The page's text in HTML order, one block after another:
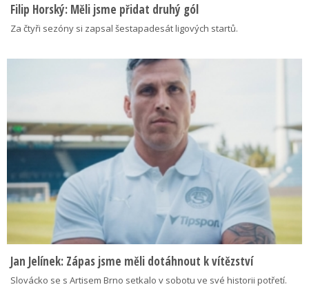
Filip Horský: Měli jsme přidat druhý gól
Za čtyři sezóny si zapsal šestapadesát ligových startů.
Jan Jelínek: Zápas jsme měli dotáhnout k vítězství
Slovácko se s Artisem Brno setkalo v sobotu ve své historii potřetí.